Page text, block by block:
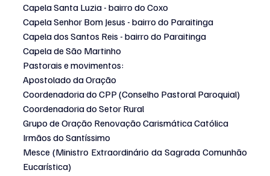
Capela Santa Luzia - bairro do Coxo
Capela Senhor Bom Jesus - bairro do Paraitinga
Capela dos Santos Reis - bairro do Paraitinga
Capela de São Martinho
Pastorais e movimentos:
Apostolado da Oração
Coordenadoria do CPP (Conselho Pastoral Paroquial)
Coordenadoria do Setor Rural
Grupo de Oração Renovação Carismática Católica
Irmãos do Santíssimo
Mesce (Ministro Extraordinário da Sagrada Comunhão
Eucarística)